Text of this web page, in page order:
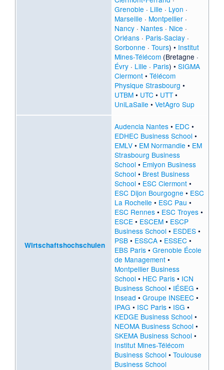
Grenoble · Lille · Lyon ·
Marseille · Montpellier·
Nancy· Nantes· Nice ·
Orléans· Paris-Saclay·
Sorbonne · Tours) • Institut
Mines-Télécom(Bretagne ·
Évry· Lille · Paris) • SIGMA
Clermont• Télécom
Physique Strasbourg •
UTBM• UTC• UTT•
UniLaSalle • VetAgro Sup
Wirtschaftshochschulen
Audencia Nantes• EDC•
EDHEC Business School •
EMLV• EM Normandie • EM
Strasbourg Business
School • Emlyon Business
School • Brest Business
School • ESC Clermont•
ESC Dijon Bourgogne • ESC
La Rochelle • ESC Pau •
ESC Rennes• ESC Troyes•
ESCE• ESCEM• ESCP
Business School • ESDES•
PSB• ESSCA• ESSEC•
EBS Paris• Grenoble École
de Management•
Montpellier Business
School • HEC Paris• ICN
Business School • IÉSEG •
Insead • Groupe INSEEC•
IPAG • ISC Paris• ISG •
KEDGE Business School •
NEOMA Business School •
SKEMA Business School •
Institut Mines-Télécom
Business School • Toulouse
Business School